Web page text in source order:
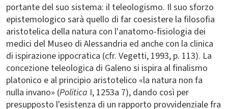
portante del suo sistema: il teleologismo. Il suo sforzo
epistemologico sarà quello di far coesistere la filosofia
aristotelica della natura con l'anatomo-fisiologia dei
medici del Museo di Alessandria ed anche con la clinica
di ispirazione ippocratica (cfr. Vegetti, 1993, p. 113). La
concezione teleologica di Galeno si ispira al finalismo
platonico e al principio aristotelico «la natura non fa
nulla invano» (Politica I, 1253a 7), dando così per
presupposto l'esistenza di un rapporto provvidenziale fra